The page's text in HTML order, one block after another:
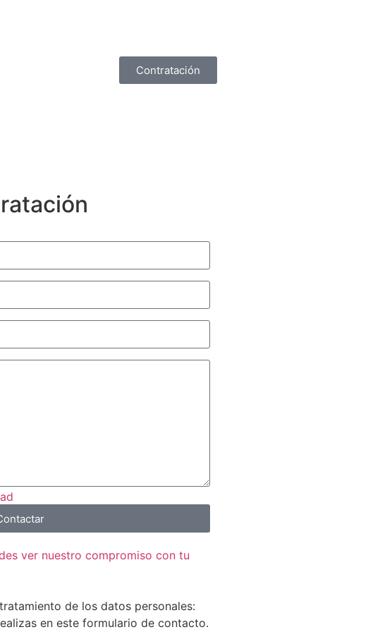
Contratación
ver nuestro compromiso con tu
de los datos personales:
en este formulario de contacto.